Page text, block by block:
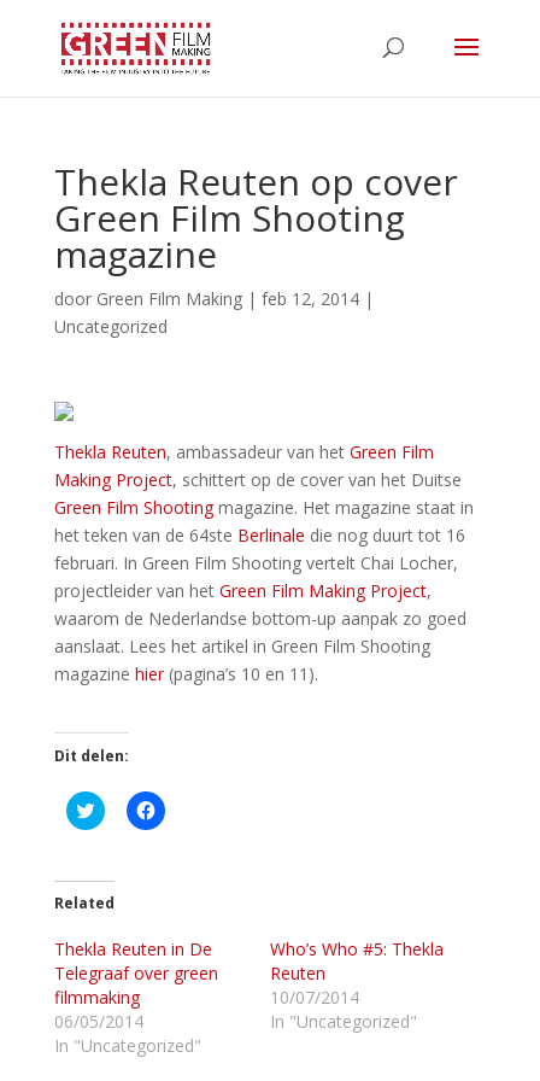
Thekla Reuten op cover
Green Film Shooting
magazine
door Green Film Making| feb 12, 2014|
Uncategorized
Thekla Reuten, ambassadeur van het Green Film
Making Project, schittert op de cover van het Duitse
Green Film Shootingmagazine. Het magazine staat in
het teken van de 64ste Berlinale die nog duurt tot 16
februari. In Green Film Shooting vertelt Chai Locher,
projectleider van het Green Film Making Project,
waarom de Nederlandse bottom-up aanpak zo goed
aanslaat. Lees het artikel in Green Film Shooting
magazine hier(pagina’s 10 en 11).
Dit delen:
K
l
m
t
e
e
n
m
e
t
T
K
l
e
e
F
a
Related
Thekla Reuten in De
Telegraaf over green
filmmaking
06/05/2014
In "Uncategorized"
Who’s Who #5: Thekla
Reuten
10/07/2014
In "Uncategorized"